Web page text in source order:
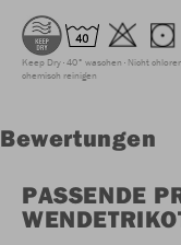
Keep Dry 40° waschen Nicht chloren
chemisch reinigen
Bewertungen
PASSENDE